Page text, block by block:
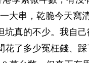
大串，乾脆今天寫
真的不少。我自
花了多少冤枉錢、